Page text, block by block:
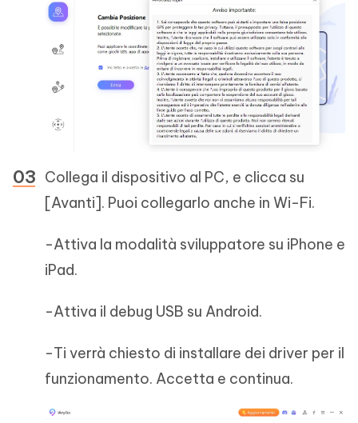
Collega il dispositivo al PC, e clicca su
[Avanti]. Puoi collegarlo anche in Wi-Fi.
-Attiva la modalità sviluppatore su iPhone e
iPad.
-Attiva il debug USB su Android.
-Ti verrà chiesto di installare dei driver per il
funzionamento. Accetta e continua.